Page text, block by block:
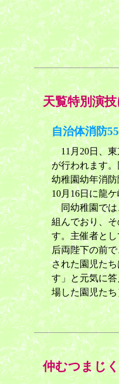
天覧特別演
自治体消防
11月20日、東
が行われます
幼稚園幼年消
10月16日に龍
同幼稚園では
組んでおり、
す。主催者と
后両陛下の前
された園児た
す」と元気に
場した園児たち
仲むつまじ